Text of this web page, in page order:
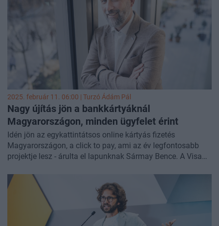
2025. február 11. 06:00 | Turzó Ádám Pál
Nagy újítás jön a bankkártyáknál
Magyarországon, minden ügyfelet érint
Idén jön az egykattintátsos online kártyás fizetés
Magyarországon, a click to pay, ami az év legfontosabb
projektje lesz - árulta el lapunknak Sármay Bence. A Visa
átutalási rendszerre épülő qvik fizetésekről úgy tartja, az
online térben van nagyobb létjogosultsága a megoldásnak,
ám a fizikai, bolti fizetési helyzetekben egyelőre a kártya
helye megkérdőjelezhetetlen. A Visa vezetőjét többek
között a fizetési piaci versenyről, a kártyaelfogadási